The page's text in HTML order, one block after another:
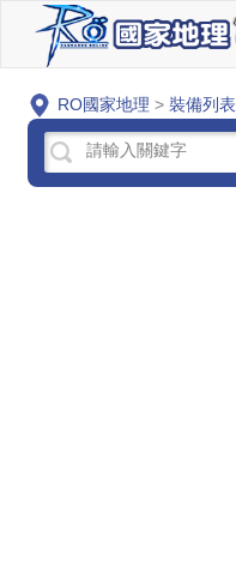
RO國家地理 > 裝備列表